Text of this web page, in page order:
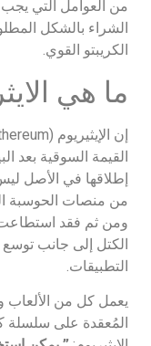
من العوامل التي يجب
الشراء بالشكل
الكريبتو القوي.
ما هي
القيمة السوقية بعد
إطلاقها في الأصل
ومن ثم فقد استطاعت
الكتل إلى جانب
التطبيقات.
يعمل كل من الألعاب
المُعقدة على سلسلة